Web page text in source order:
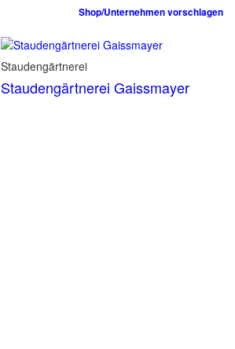
Shop/Unternehmen vorschlagen
Staudengärtnerei
Staudengärtnerei Gaissmayer